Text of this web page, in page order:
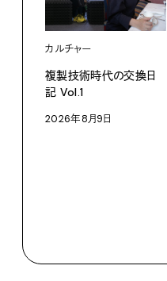
カルチャー
複製技術時代の交換日
記 Vol.1
2026年8月9日